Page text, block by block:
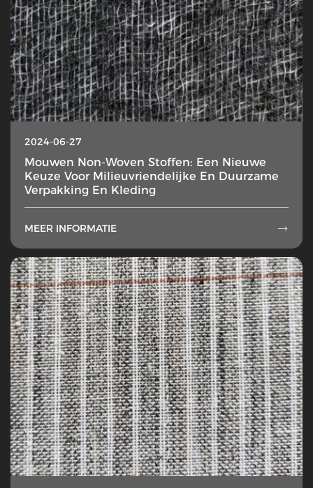
2024-06-27
Mouwen Non-Woven Stoffen: Een Nieuwe
Keuze Voor Milieuvriendelijke En Duurzame
Verpakking En Kleding
MEER INFORMATIE 